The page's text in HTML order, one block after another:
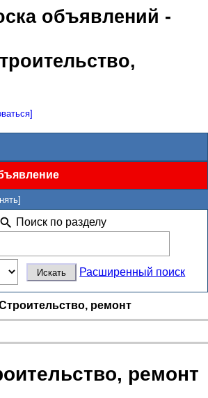
объявлений -
Поиск по разделу
Расширенный поиск
ремонт
ремонт